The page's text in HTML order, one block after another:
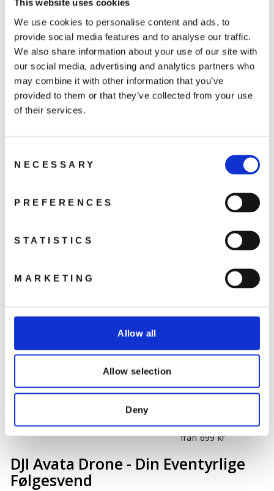
This website uses cookies
We use cookies to personalise content and ads, to
provide social media features and to analyse our traffic.
We also share information about your use of our site with
our social media, advertising and analytics partners who
may combine it with other information that you’ve
provided to them or that they’ve collected from your use
of their services.
Selection
NECESSARY
PREFERENCES
STATISTICS
MARKETING
Allow all
Allow selection
Deny
DJI Avata ND Filters
Set (ND8/16/32)
799 kr
DJI Avata Propeller
Guard
339 kr
DJI Avata Battery
Charging Hub
DJI 65W bärbar
219 kr
DJI Care Card Refresh
(Avata 2)
från 699 kr
DJI Avata Drone - Din Eventyrlige
Følgesvend